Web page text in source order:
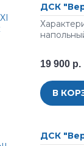
ДСК
19 900 р.
В
ДСК